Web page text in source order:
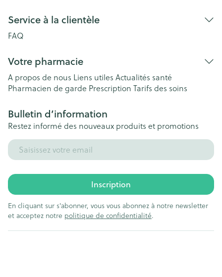
Service à la clientèle
FAQ
Votre pharmacie
A propos de nous Liens utiles Actualités santé
Pharmacien de garde Prescription Tarifs des soins
Bulletin d’information
Restez informé des nouveaux produits et promotions
Adresse mail
Inscription
En cliquant sur s'abonner, vous vous abonnez à notre newsletter
et acceptez notre politique de confidentialité.